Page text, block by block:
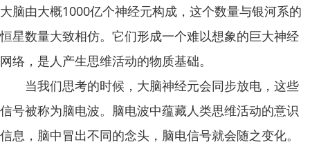
大脑由大概1000亿个神经元构成，这个数量与银河系的
恒星数量大致相仿。它们形成一个难以想象的巨大神经
网络，是人产生思维活动的物质基础。
当我们思考的时候，大脑神经元会同步放电，这些
信号被称为脑电波。脑电波中蕴藏人类思维活动的意识
信息，脑中冒出不同的念头，脑电信号就会随之变化。